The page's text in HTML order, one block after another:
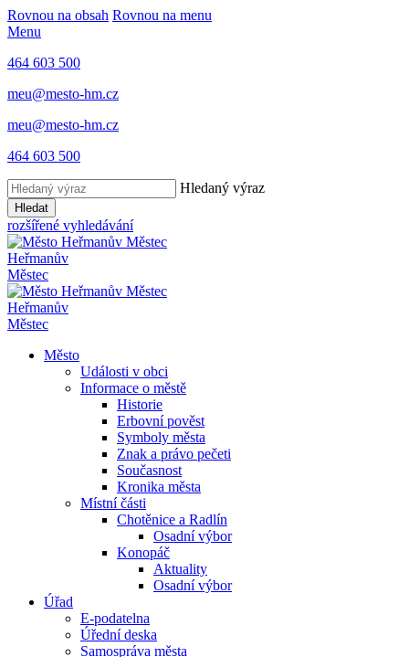
Rovnou na obsah Rovnou na menu
Menu
464 603 500
meu@mesto-hm.cz
meu@mesto-hm.cz
464 603 500
Hledaný výraz
Hledat
rozšířené vyhledávání
Heřmanův
Městec
Heřmanův
Městec
Město
Události v obci
Informace o městě
Historie
Erbovní pověst
Symboly města
Znak a právo pečeti
Současnost
Kronika města
Místní části
Chotěnice a Radlín
Osadní výbor
Konopáč
Aktuality
Osadní výbor
Úřad
E-podatelna
Úřední deska
Samospráva města